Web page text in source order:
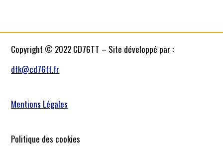
Copyright © 2022 CD76TT – Site développé par :
dtk@cd76tt.fr
Mentions Légales
Politique des cookies